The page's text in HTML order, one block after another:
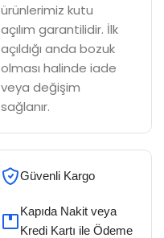
ürünlerimiz kutu
açılım garantilidir. İlk
açıldığı anda bozuk
olması halinde iade
veya değişim
sağlanır.
Güvenli Kargo
Kapıda Nakit veya
Kredi Kartı ile Ödeme